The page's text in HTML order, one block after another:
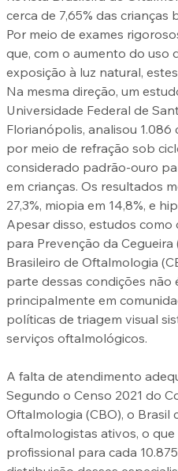
cerca de 7,65% das crianças
Por meio de exames
que, com o aumento do uso
exposição à luz natural,
Na mesma direção, um
Universidade Federal de
Florianópolis, analisou 1.086
por meio de refração sob
considerado padrão-ouro
em crianças. Os resultados
27,3%, miopia em 14,8%, e
Apesar disso, estudos
para Prevenção da
Brasileiro de Oftalmologia
parte dessas condições não
principalmente em
políticas de triagem visual
serviços oftalmológicos.
A falta de atendimento
Segundo o Censo 2021 do
Oftalmologia (CBO), o Brasil
oftalmologistas ativos, o
profissional para cada